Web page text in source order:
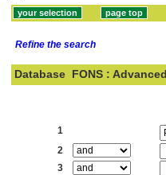
Refine the search
Database FONS :
1
2
3